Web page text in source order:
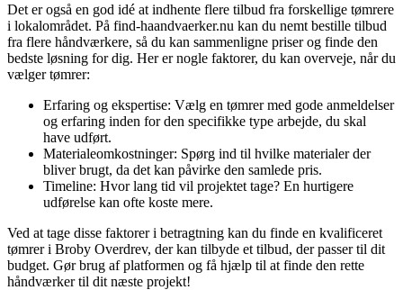
Det er også en god idé at indhente flere tilbud fra forskellige tømrere
i lokalområdet. På find-haandvaerker.nu kan du nemt bestille tilbud
fra flere håndværkere, så du kan sammenligne priser og finde den
bedste løsning for dig. Her er nogle faktorer, du kan overveje, når du
vælger tømrer:
Erfaring og ekspertise: Vælg en tømrer med gode anmeldelser
og erfaring inden for den specifikke type arbejde, du skal
have udført.
Materialeomkostninger: Spørg ind til hvilke materialer der
bliver brugt, da det kan påvirke den samlede pris.
Timeline: Hvor lang tid vil projektet tage? En hurtigere
udførelse kan ofte koste mere.
Ved at tage disse faktorer i betragtning kan du finde en kvalificeret
tømrer i Broby Overdrev, der kan tilbyde et tilbud, der passer til dit
budget. Gør brug af platformen og få hjælp til at finde den rette
håndværker til dit næste projekt!